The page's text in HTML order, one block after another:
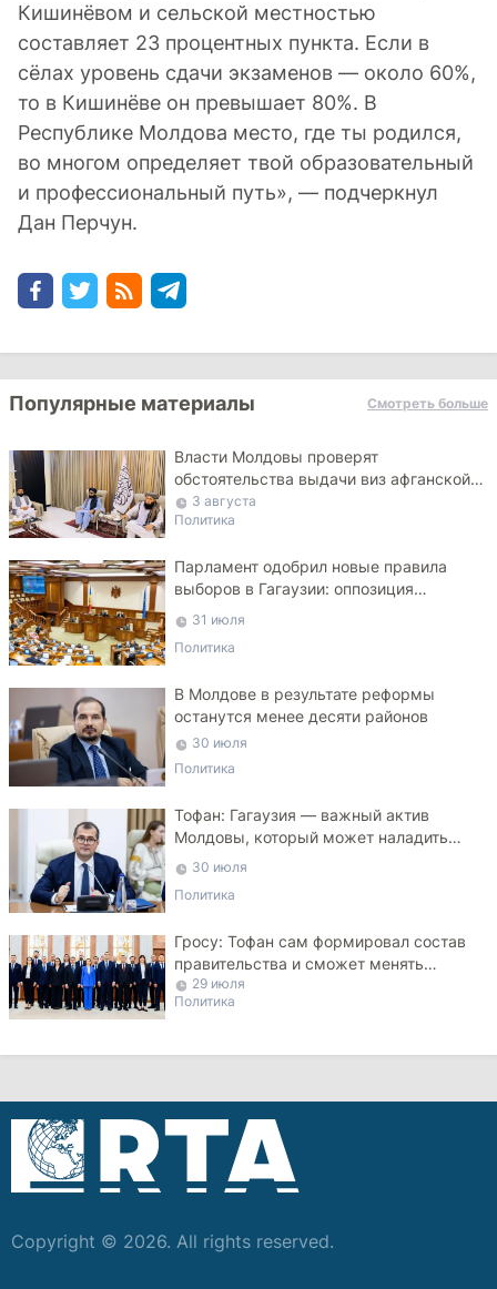
Кишинёвом и сельской местностью
составляет 23 процентных пункта. Если в
сёлах уровень сдачи экзаменов — около 60%,
то в Кишинёве он превышает 80%. В
Республике Молдова место, где ты родился,
во многом определяет твой образовательный
и профессиональный путь», — подчеркнул
Дан Перчун.
Популярные материалы Смотреть больше
Власти Молдовы проверят
обстоятельства выдачи виз афганской
делегации
3 августа
Политика
Парламент одобрил новые правила
выборов в Гагаузии: оппозиция
критикует законопроект
31 июля
Политика
В Молдове в результате реформы
останутся менее десяти районов
30 июля
Политика
Тофан: Гагаузия — важный актив
Молдовы, который может наладить
мосты с Турцией
30 июля
Политика
Гросу: Тофан сам формировал состав
правительства и сможет менять
министров
29 июля
Политика
Copyright © 2026. All rights reserved.